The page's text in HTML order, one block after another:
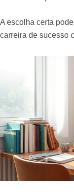
A escolha certa
carreira de sucesso